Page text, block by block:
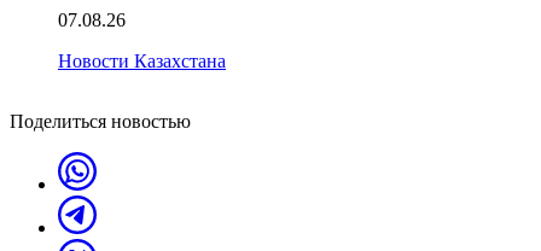
07.08.26
Новости Казахстана
Поделиться новостью